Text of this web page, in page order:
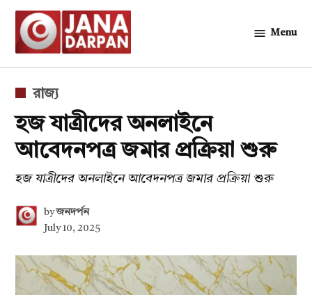
Skip
content
Menu
POSTED
রাজ্য
হজ যাত্রীদের অনলাইনে
আবেদনপত্র জমার প্রক্রিয়া শুরু
হজ যাত্রীদের অনলাইনে আবেদনপত্র জমার প্রক্রিয়া শুরু
by জনদর্পন
July 10, 2025